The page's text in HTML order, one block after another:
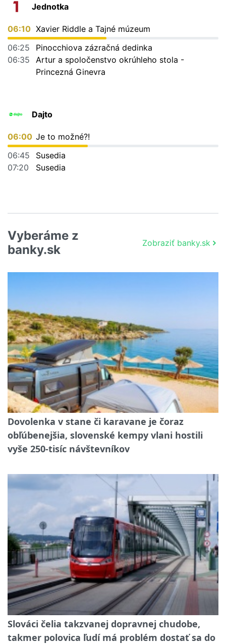
Jednotka
06:10 Xavier Riddle a Tajné múzeum
06:25
Pinocchiova zázračná dedinka
06:35
Artur a spoločenstvo okrúhleho stola -
Princezná Ginevra
Dajto
06:00 Je to možné?!
06:45
Susedia
07:20
Susedia
Vyberáme z
banky.sk
Zobraziť banky.sk
Dovolenka v stane či karavane je čoraz
obľúbenejšia, slovenské kempy vlani hostili
vyše 250-tisíc návštevníkov
Slováci čelia takzvanej dopravnej chudobe,
takmer polovica ľudí má problém dostať sa do